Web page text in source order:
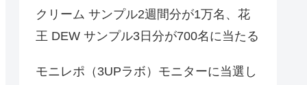
クリーム サンプル2週間分が1万名、花
王 DEW サンプル3日分が700名に当たる
モニレポ（3UPラボ）モニターに当選し